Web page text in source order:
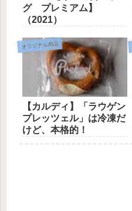
グ プレミアム】
（2021）
オリジナル商品
【カルディ】「ラウゲン
プレッツェル」は冷凍だ
けど、本格的！